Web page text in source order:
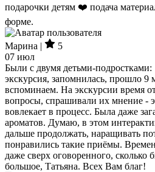
подарочки детям ❤️ подача
форме.
Марина |
5
07 июл
Были с двумя детьми-подростками:
экскурсия, запомнилась, прошло 9
вспоминаем. На экскурсии время
вопросы, спрашивали их мнение -
вовлекает в процесс. Была даже
ароматов. Думаю, в этом
дальше продолжать, наращивать
понравились такие приёмы.
даже сверх оговоренного,
большое, Татьяна. Всех Вам благ!